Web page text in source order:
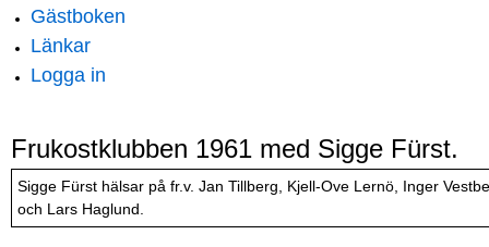
Gästboken
Länkar
Logga in
Frukostklubben 1961 med Sigge Fürst.
Sigge Fürst hälsar på fr.v. Jan Tillberg, Kjell-Ove Lernö, Inger
och Lars Haglund.